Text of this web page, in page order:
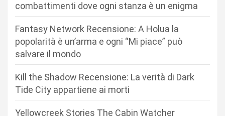
combattimenti dove ogni stanza è un enigma
Fantasy Network Recensione: A Holua la
popolarità è un’arma e ogni “Mi piace” può
salvare il mondo
Kill the Shadow Recensione: La verità di Dark
Tide City appartiene ai morti
Yellowcreek Stories The Cabin Watcher